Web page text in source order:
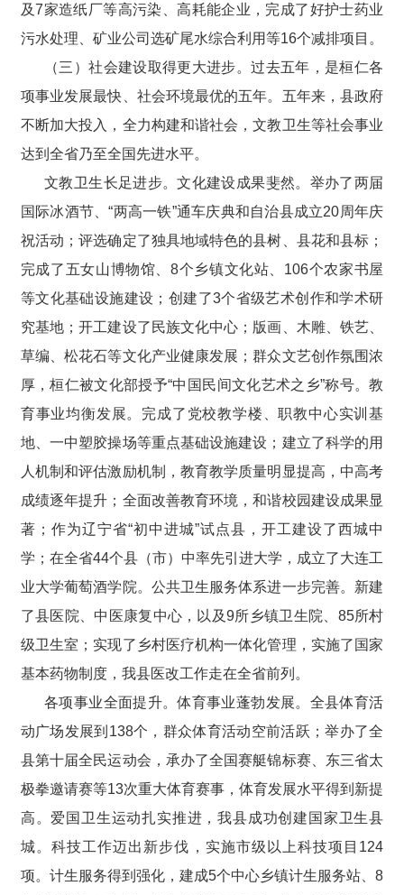
及7家造纸厂等高污染、高耗能企业，完成了好护士药业
污水处理、矿业公司选矿尾水综合利用等16个减排项目。
（三）社会建设取得更大进步。过去五年，是桓仁各
项事业发展最快、社会环境最优的五年。五年来，县政府
不断加大投入，全力构建和谐社会，文教卫生等社会事业
达到全省乃至全国先进水平。
文教卫生长足进步。文化建设成果斐然。举办了两届
国际冰酒节、“两高一铁”通车庆典和自治县成立20周年庆
祝活动；评选确定了独具地域特色的县树、县花和县标；
完成了五女山博物馆、8个乡镇文化站、106个农家书屋
等文化基础设施建设；创建了3个省级艺术创作和学术研
究基地；开工建设了民族文化中心；版画、木雕、铁艺、
草编、松花石等文化产业健康发展；群众文艺创作氛围浓
厚，桓仁被文化部授予“中国民间文化艺术之乡”称号。教
育事业均衡发展。完成了党校教学楼、职教中心实训基
地、一中塑胶操场等重点基础设施建设；建立了科学的用
人机制和评估激励机制，教育教学质量明显提高，中高考
成绩逐年提升；全面改善教育环境，和谐校园建设成果显
著；作为辽宁省“初中进城”试点县，开工建设了西城中
学；在全省44个县（市）中率先引进大学，成立了大连工
业大学葡萄酒学院。公共卫生服务体系进一步完善。新建
了县医院、中医康复中心，以及9所乡镇卫生院、85所村
级卫生室；实现了乡村医疗机构一体化管理，实施了国家
基本药物制度，我县医改工作走在全省前列。
各项事业全面提升。体育事业蓬勃发展。全县体育活
动广场发展到138个，群众体育活动空前活跃；举办了全
县第十届全民运动会，承办了全国赛艇锦标赛、东三省太
极拳邀请赛等13次重大体育赛事，体育发展水平得到新提
高。爱国卫生运动扎实推进，我县成功创建国家卫生县
城。科技工作迈出新步伐，实施市级以上科技项目124
项。计生服务得到强化，建成5个中心乡镇计生服务站、8